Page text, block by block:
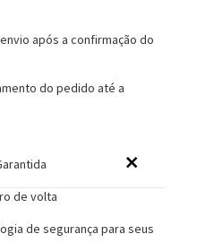
após a confirmação do
do pedido até a
de volta
de segurança para seus